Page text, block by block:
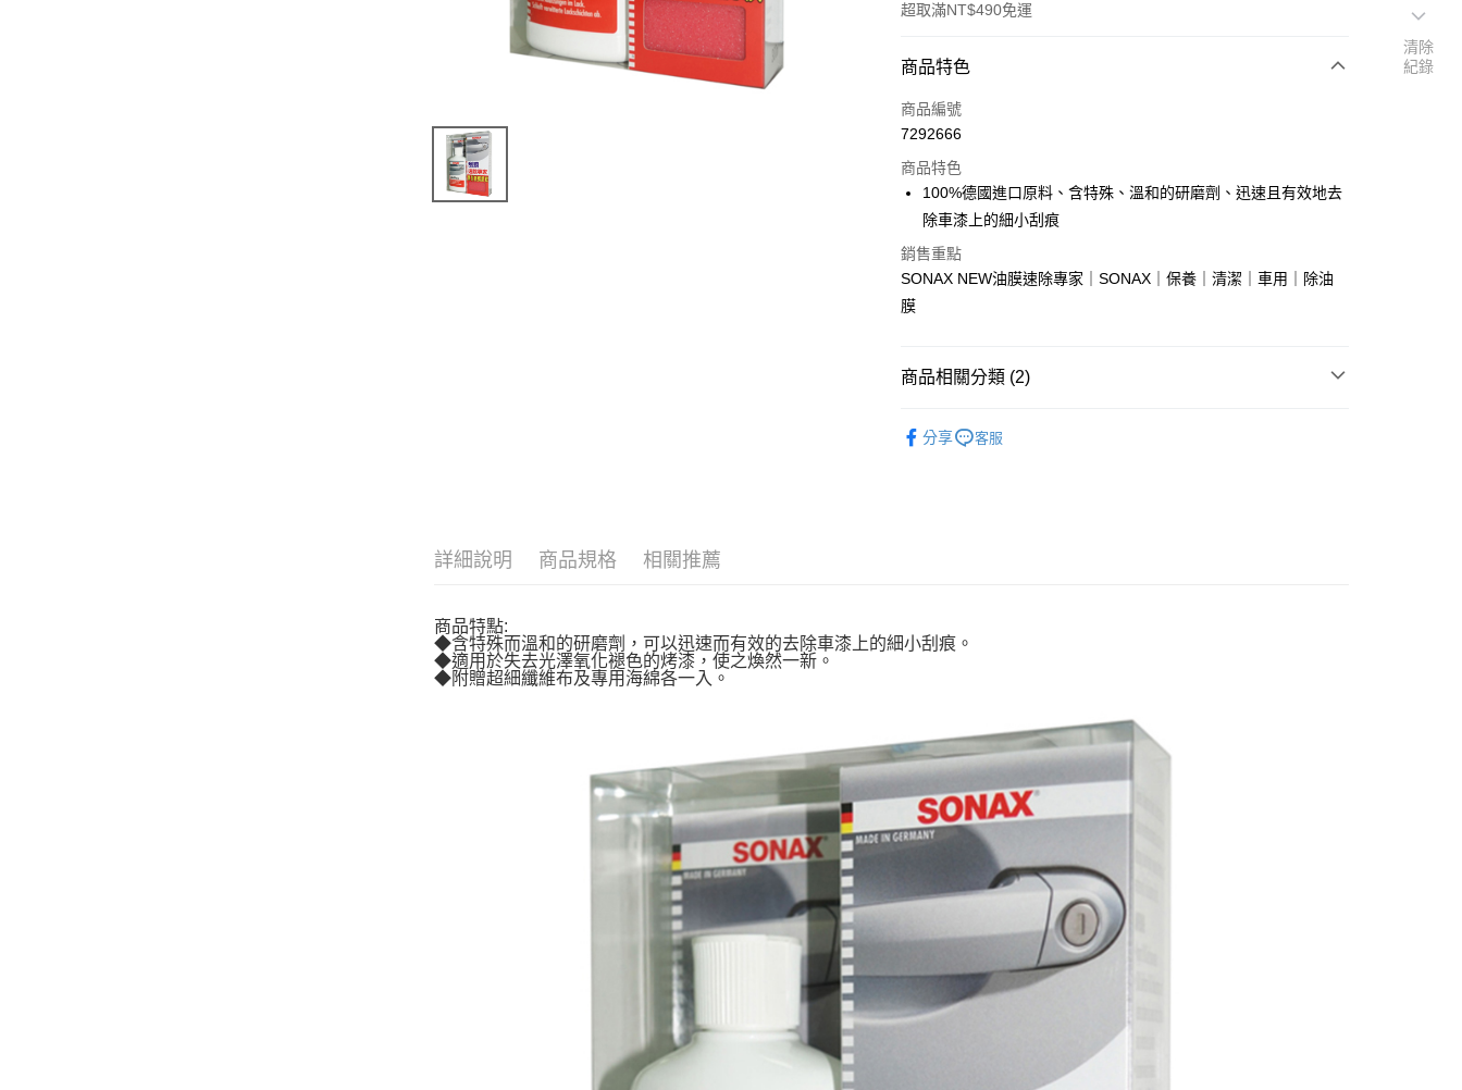
超取滿NT$490免運
付款方式
信用卡一次付款
LINE Pay
Apple Pay
街口支付
悠遊付
AFTEE先享後付
【關於「AFTEE先享後付」】
３．收到繳費通知簡訊後14天內，點擊此簡訊中的連結，可透過四大超商
先享後付繳納相關費用。
※ 交易是否成功請以「AFTEE先享後付 」之結帳頁面顯示為準，若有關於
是否繳費成功／繳費後需取消欲退款等相關疑問，請聯繫「AFTEE先享後
付客戶支援中心」https://netprotections.freshdesk.com/support/home
【注意事項】
１．透過由恩沛科技股份有限公司提供之「AFTEE先享後付」服務完成之
交易，需依本服務之必要範圍內提供個人資料，並將交易相關給付款項請
求債權轉讓予恩沛科技股份有限公司。
２．關於個人資料處理事宜，請瀏覽以下網址：
https://aftee.tw/terms/#terms3
３．未成年的使用者請事先徵得法定代理人或監護人之同意方可使用
「AFTEE先享後付」，若未經同意申辦者引起之損失，本公司不負相關責
４．使用「AFTEE先享後付」時，將依據個別帳號之用戶狀況，依本公司
即時審查核予不同之上限額度；若仍有額度不足之情形，本公司將視審查
５．嚴禁一人註冊多個帳號或使用他人資訊註冊。若發現惡意使用之情
形，恩沛科技股份有限公司將有權停止該用戶之使用額度並採取法律行
ATM付款
付款後全家取貨 (運費70$)
每筆NT$70，滿NT$490(含以上)免運費
付款後萊爾富取貨 (運費70$)
每筆NT$70，滿NT$490(含以上)免運費
7-11取貨付款 (運費70$)
每筆NT$70，滿NT$490(含以上)免運費
付款後7-11取貨 (運費70$)
每筆NT$70，滿NT$490(含以上)免運費
宅配寄送，滿490免運費(運費$70)
每筆NT$70，滿NT$490(含以上)免運費
商品特色
商品編號
7292666
商品特色
100%德國進口原料、含特殊、溫和的研磨劑、迅速且有效地去
除車漆上的細小刮痕
銷售重點
SONAX NEW油膜速除專家｜SONAX｜保養｜清潔｜車用｜除油
膜
商品相關分類 (2)
分享 客服
詳細說明 商品規格 相關推薦
商品特點:
◆含特殊而溫和的研磨劑，可以迅速而有效的去除車漆上的細小刮痕。
◆適用於失去光澤氧化褪色的烤漆，使之煥然一新。
◆附贈超細纖維布及專用海綿各一入。
清除
紀錄